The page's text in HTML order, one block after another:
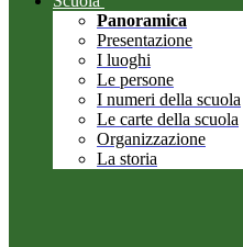
Panoramica
Presentazione
I luoghi
Le persone
I numeri della scuola
Le carte della scuola
Organizzazione
La storia